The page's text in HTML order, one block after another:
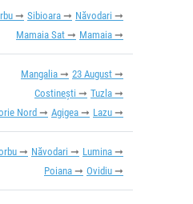
Sibioara
Năvodari
Mamaia Sat
Mamaia
Mangalia
23 August
Costinești
Tuzla
Nord Agigea Lazu
Năvodari
Lumina
Poiana
Ovidiu